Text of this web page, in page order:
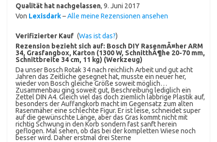
Qualität hat nachgelassen, 9. Juni 2017
Von Lexisdark–Alle meine Rezensionen ansehen
Verifizierter Kauf (Was ist das?)
Rezension bezieht sich auf: Bosch DIY RasenmÃ¤her ARM
34, Grasfangbox, Karton (1300 W, SchnitthÃ¶he 20-70 mm,
Schnittbreite 34 cm, 11 kg) (Werkzeug)
Da unser Bosch Rotak 34 nach reichlich Arbeit und gut acht
Jahren das Zeitliche gesegnet hat, musste ein neuer her,
wieder von Bosch gleiche Größe soweit möglich…
Zusammenbau ging soweit gut, Beschreibung lediglich ein
Zettel DIN A4. Gleich viel das doch ziemlich labbrige Plastik auf,
besonders der Auffangkorb macht im Gegensatz zum alten
Rasenmäher eine schlechte Figur. Er ist leise, schneidet super
auf die gewünschte Länge, aber das Gras kommt nicht mit
richtig Schwung in den Korb sondern fast sanft herein
geflogen. Mal sehen, ob das bei der kompletten Wiese noch
besser wird. Daher erstmal drei Sterne